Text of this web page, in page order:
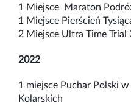
1 Miejsce Maraton
1 Miejsce Pierścień
2 Miejsce Ultra Time Trial
2022
1 miejsce Puchar Polski
Kolarskich